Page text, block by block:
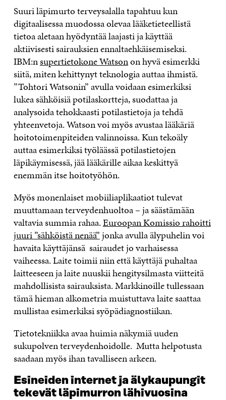
Suuri läpimurto terveysalalla tapahtuu kun
digitaalisessa muodossa olevaa lääketieteellistä
tietoa aletaan hyödyntää laajasti ja käyttää
aktiivisesti sairauksien ennaltaehkäisemiseksi.
IBM:nsupertietokone Watsonon hyvä esimerkki
siitä, miten kehittynyt teknologia auttaa ihmistä.
”Tohtori Watsonin” avulla voidaan esimerkiksi
lukea sähköisiä potilaskortteja, suodattaa ja
analysoida tehokkaasti potilastietoja ja tehdä
yhteenvetoja. Watson voi myös avustaa lääkäriä
hoitotoimenpiteiden valinnoissa. Kun tekoäly
auttaa esimerkiksi työläässä potilastietojen
läpikäymisessä, jää lääkärille aikaa keskittyä
enemmän itse hoitotyöhön.
Myös monenlaiset mobiiliaplikaatiot tulevat
muuttamaan terveydenhuoltoa – ja säästämään
valtavia summia rahaa.Euroopan Komissio rahoitti
juuri ”sähköistä nenää”jonka avulla älypuhelin voi
havaita käyttäjänsä sairaudet jo varhaisessa
vaiheessa. Laite toimii niin että käyttäjä puhaltaa
laitteeseen ja laite nuuskii hengitysilmasta viitteitä
mahdollisista sairauksista. Markkinoille tullessaan
tämä hieman alkometria muistuttava laite saattaa
mullistaa esimerkiksi syöpädiagnostiikan.
Tietotekniikka avaa huimia näkymiä uuden
sukupolven terveydenhoidolle. Mutta helpotusta
saadaan myös ihan tavalliseen arkeen.
Esineiden internet ja älykaupungit
tekevät läpimurron lähivuosina